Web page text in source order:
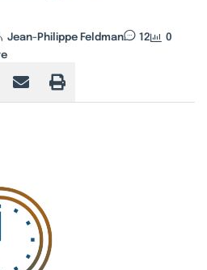
Jean-Philippe Feldman 12
0